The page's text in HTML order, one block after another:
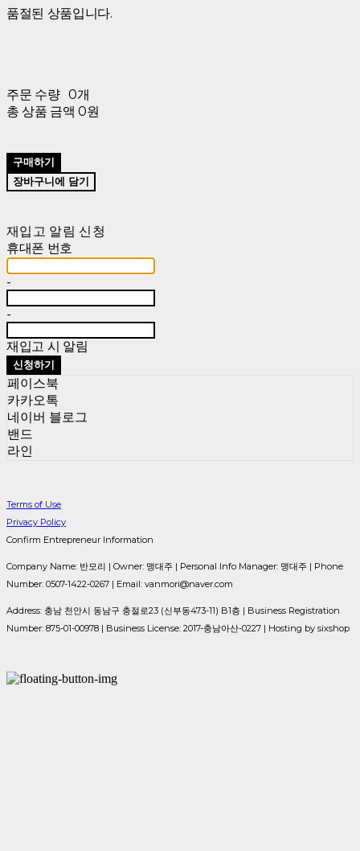
품절된 상품입니다.
주문 수량 0개
총 상품 금액 0원
구매하기
장바구니에 담기
재입고 알림 신청
휴대폰 번호
-
-
재입고 시 알림
신청하기
페이스북
카카오톡
네이버 블로그
밴드
라인
Terms of Use
Privacy Policy
Confirm Entrepreneur Information
Company Name: 반모리 | Owner: 맹대주 | Personal Info Manager: 맹대주 | Phone
Number: 0507-1422-0267 | Email: vanmori@naver.com
Address: 충남 천안시 동남구 충절로23 (신부동473-11) B1층 | Business Registration
Number: 875-01-00978 | Business License: 2017-충남아산-0227 | Hosting by sixshop